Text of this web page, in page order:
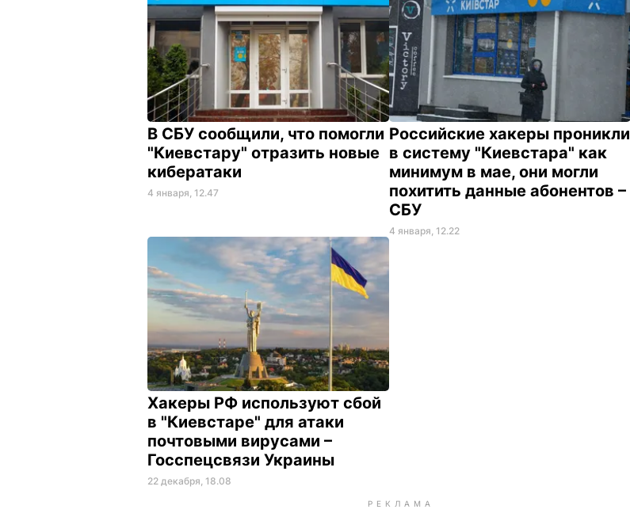
В СБУ сообщили, что помогли
"Киевстару" отразить новые
кибератаки
4 января, 12.47
Российские хакеры проникли
в систему "Киевстара" как
минимум в мае, они могли
похитить данные абонентов –
СБУ
4 января, 12.22
Хакеры РФ используют сбой
в "Киевстаре" для атаки
почтовыми вирусами –
Госспецсвязи Украины
22 декабря, 18.08
РЕКЛАМА